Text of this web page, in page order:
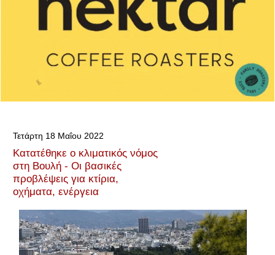
Τετάρτη 18 Μαΐου 2022
Κατατέθηκε ο κλιματικός νόμος
στη Βουλή - Οι βασικές
προβλέψεις για κτίρια,
οχήματα, ενέργεια